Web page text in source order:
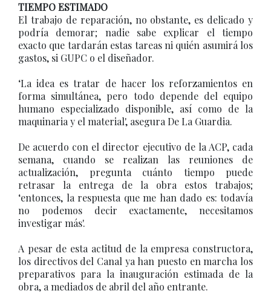
TIEMPO ESTIMADO
El trabajo de reparación, no obstante, es delicado y
podría demorar; nadie sabe explicar el tiempo
exacto que tardarán estas tareas ni quién asumirá los
gastos, si GUPC o el diseñador.
‘La idea es tratar de hacer los reforzamientos en
forma simultánea, pero todo depende del equipo
humano especializado disponible, así como de la
maquinaria y el material', asegura De La Guardia.
De acuerdo con el director ejecutivo de la ACP, cada
semana, cuando se realizan las reuniones de
actualización, pregunta cuánto tiempo puede
retrasar la entrega de la obra estos trabajos;
‘entonces, la respuesta que me han dado es: todavía
no podemos decir exactamente, necesitamos
investigar más'.
A pesar de esta actitud de la empresa constructora,
los directivos del Canal ya han puesto en marcha los
preparativos para la inauguración estimada de la
obra, a mediados de abril del año entrante.